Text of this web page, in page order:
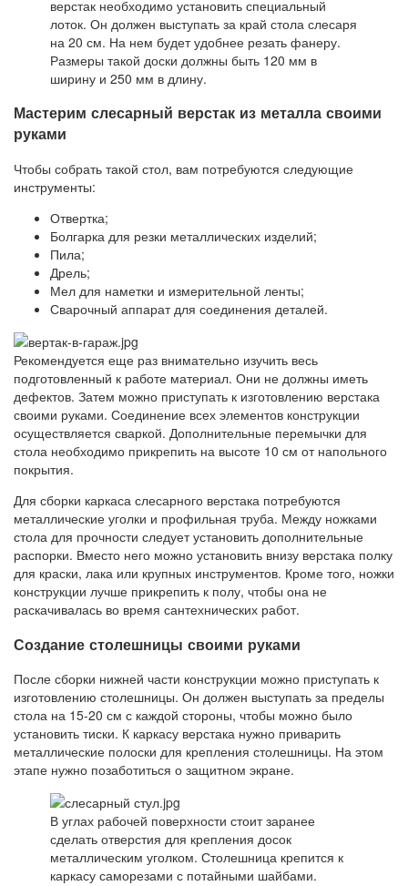
верстак необходимо установить специальный
лоток. Он должен выступать за край стола слесаря
​​на 20 см. На нем будет удобнее резать фанеру.
Размеры такой доски должны быть 120 мм в
ширину и 250 мм в длину.
Мастерим слесарный верстак из металла своими
руками
Чтобы собрать такой стол, вам потребуются следующие
инструменты:
Отвертка;
Болгарка для резки металлических изделий;
Пила;
Дрель;
Мел для наметки и измерительной ленты;
Сварочный аппарат для соединения деталей.
Рекомендуется еще раз внимательно изучить весь
подготовленный к работе материал. Они не должны иметь
дефектов. Затем можно приступать к изготовлению верстака
своими руками. Соединение всех элементов конструкции
осуществляется сваркой. Дополнительные перемычки для
стола необходимо прикрепить на высоте 10 см от напольного
покрытия.
Для сборки каркаса слесарного верстака потребуются
металлические уголки и профильная труба. Между ножками
стола для прочности следует установить дополнительные
распорки. Вместо него можно установить внизу верстака полку
для краски, лака или крупных инструментов. Кроме того, ножки
конструкции лучше прикрепить к полу, чтобы она не
раскачивалась во время сантехнических работ.
Создание столешницы своими руками
После сборки нижней части конструкции можно приступать к
изготовлению столешницы. Он должен выступать за пределы
стола на 15-20 см с каждой стороны, чтобы можно было
установить тиски. К каркасу верстака нужно приварить
металлические полоски для крепления столешницы. На этом
этапе нужно позаботиться о защитном экране.
В углах рабочей поверхности стоит заранее
сделать отверстия для крепления досок
металлическим уголком. Столешница крепится к
каркасу саморезами с потайными шайбами.